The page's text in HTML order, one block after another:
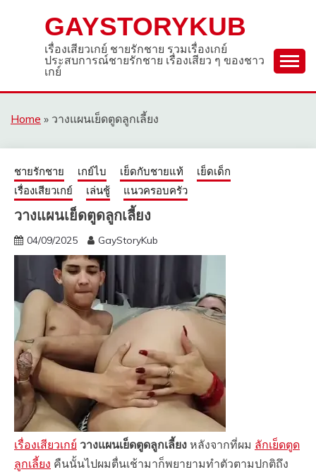
GAYSTORYKUB
เรื่องเสียวเกย์ ชายรักชาย รวมเรื่องเกย์
ประสบการณ์ชายรักชาย เรื่องเสียว ๆ ของชาว
เกย์
Home » วางแผนเย็ดตูดลูกเลี้ยง
ชายรักชาย เกย์ไบ เย็ดกับชายแท้
เย็ดเด็ก
เรื่องเสียวเกย์
เล่นชู้ แนวครอบครัว
วางแผนเย็ดตูดลูกเลี้ยง
04/09/2025 GayStoryKub
เรื่องเสียวเกย์ วางแผนเย็ดตูดลูกเลี้ยง หลังจากที่ผม ลักเย็ดตูด
ลูกเลี้ยง คืนนั้นไปผมตื่นเช้ามาก็พยายามทำตัวตามปกติถึง